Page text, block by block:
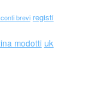
brevi registi
modotti uk